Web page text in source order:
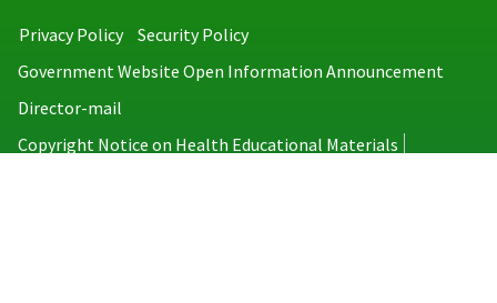
Privacy Policy
Security Policy
Government Website Open Information Announcement
Director-mail
Copyright Notice on Health Educational Materials